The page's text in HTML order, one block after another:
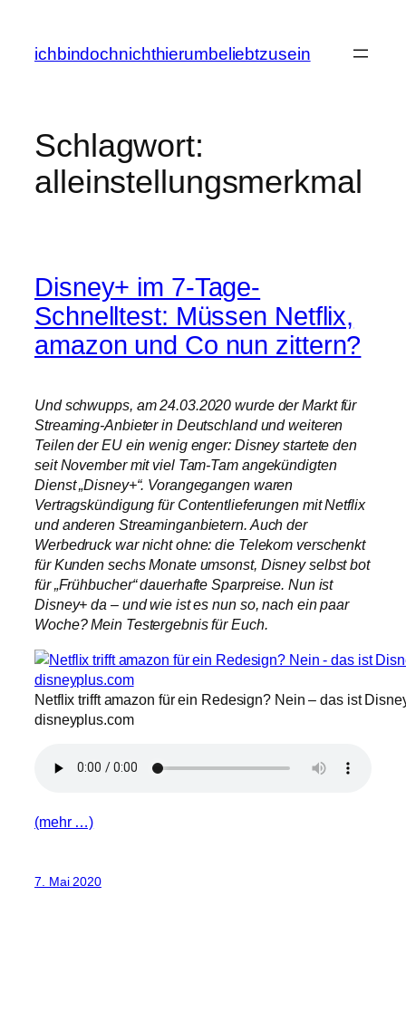
springen
ichbindochnichthierumbeliebtzusein
Schlagwort:
alleinstellungsmerkmal
Disney+ im 7-Tage-
Schnelltest: Müssen Netflix,
amazon und Co nun zittern?
Und schwupps, am 24.03.2020 wurde der Markt für
Streaming-Anbieter in Deutschland und weiteren
Teilen der EU ein wenig enger: Disney startete den
seit November mit viel Tam-Tam angekündigten
Dienst „Disney+“. Vorangegangen waren
Vertragskündigung für Contentlieferungen mit Netflix
und anderen Streaminganbietern. Auch der
Werbedruck war nicht ohne: die Telekom verschenkt
für Kunden sechs Monate umsonst, Disney selbst bot
für „Frühbucher“ dauerhafte Sparpreise. Nun ist
Disney+ da – und wie ist es nun so, nach ein paar
Woche? Mein Testergebnis für Euch.
Netflix trifft amazon für ein Redesign? Nein – das ist
disneyplus.com
(mehr …)
7. Mai 2020